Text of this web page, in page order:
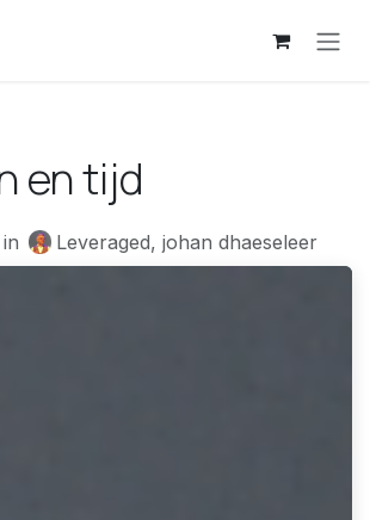
en tijd
in Leveraged, johan dhaeseleer